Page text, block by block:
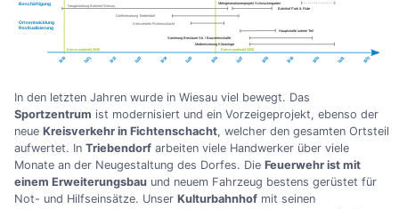
In den letzten Jahren wurde in Wiesau viel bewegt. Das
Sportzentrum ist modernisiert und ein Vorzeigeprojekt, ebenso der
neue Kreisverkehr in Fichtenschacht, welcher den gesamten Ortsteil
aufwertet. In Triebendorf arbeiten viele Handwerker über viele
Monate an der Neugestaltung des Dorfes. Die Feuerwehr ist mit
einem Erweiterungsbau und neuem Fahrzeug bestens gerüstet für
Not- und Hilfseinsätze. Unser Kulturbahnhof mit seinen